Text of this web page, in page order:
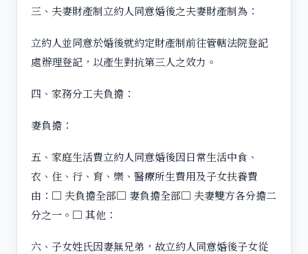
三、夫妻財產制立約人同意婚後之夫妻財產制為：
立約人並同意於婚後就約定財產制前往管轄法院登記
處辦理登記，以產生對抗第三人之效力。
四、家務分工夫負擔：
妻負擔：
五、家庭生活費立約人同意婚後因日常生活中食、
衣、住、行、育、樂、醫療所生費用及子女扶養費
由：□ 夫負擔全部□ 妻負擔全部□ 夫妻雙方各分擔二
分之一。□ 其他：
六、子女姓氏因妻無兄弟，故立約人同意婚後子女從